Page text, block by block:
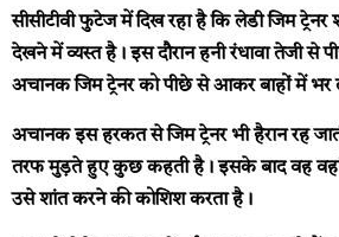
सीसीटीवी फुटेज में दिख रहा है कि लेडी जिम
देखने में व्यस्त है। इस दौरान हनी रंधावा तेजी से
अचानक जिम ट्रेनर को पीछे से आकर बाहों में भर
अचानक इस हरकत से जिम ट्रेनर भी हैरान रह
तरफ मुड़ते हुए कुछ कहती है। इसके बाद वह वहां
उसे शांत करने की कोशिश करता है।